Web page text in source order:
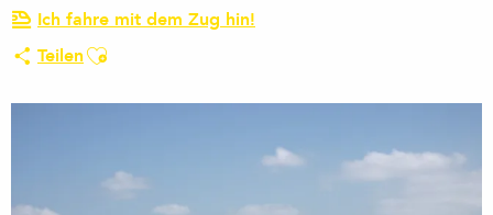
Ich fahre mit dem Zug hin!
TeilenAjouter aux favoris